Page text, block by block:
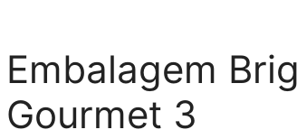
Embalagem
Gourmet 3